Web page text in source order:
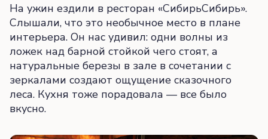
На ужин ездили в ресторан «СибирьСибирь».
Слышали, что это необычное место в плане
интерьера. Он нас удивил: одни волны из
ложек над барной стойкой чего стоят, а
натуральные березы в зале в сочетании с
зеркалами создают ощущение сказочного
леса. Кухня тоже порадовала — все было
вкусно.